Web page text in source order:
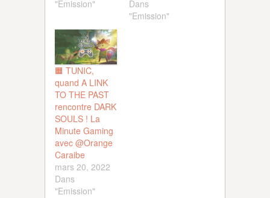
"Emission"
Dans
"Emission"
🟧 TUNIC,
quand A LINK
TO THE PAST
rencontre DARK
SOULS ! La
Minute Gaming
avec @Orange
Caraibe
mars 20, 2022
Dans
"Emission"